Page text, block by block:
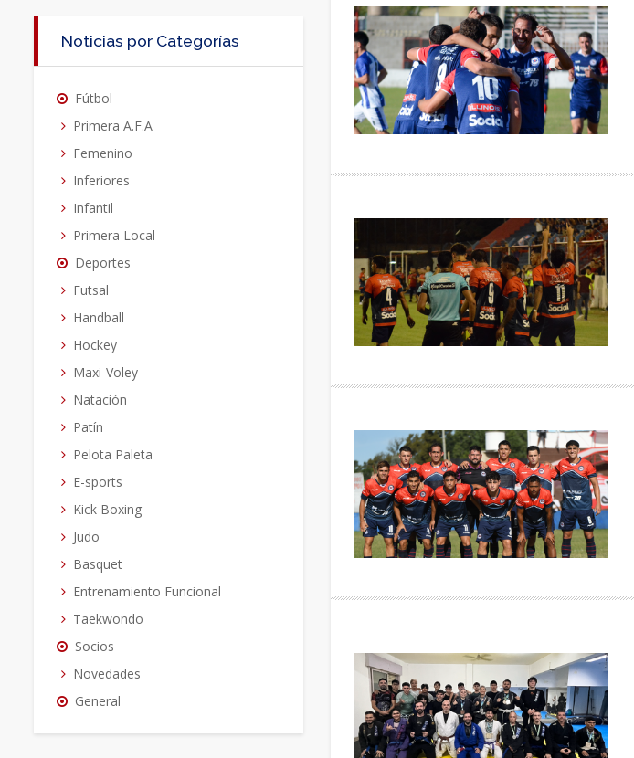
Noticias por Categorías
Fútbol
Primera A.F.A
Femenino
Inferiores
Infantil
Primera Local
Deportes
Futsal
Handball
Hockey
Maxi-Voley
Natación
Patín
Pelota Paleta
E-sports
Kick Boxing
Judo
Basquet
Entrenamiento Funcional
Taekwondo
Socios
Novedades
General